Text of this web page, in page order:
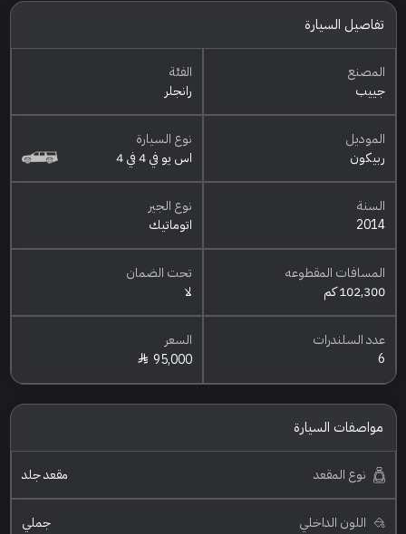
تفاصيل السيارة
المصنع
جييب
الفئة
رانجلر
الموديل
ربيكون
نوع السيارة
اس يو في 4 في 4
السنة
2014
نوع الجير
اتوماتيك
المسافات المقطوعه
102,300 كم
تحت الضمان
لا
عدد السلندرات
6
السعر
95,000
مواصفات السيارة
نوع المقعد مقعد جلد
اللون الداخلي جملي